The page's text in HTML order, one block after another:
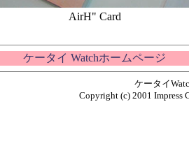
AirH" Card
ケータイ Watchホームページ
ケータイ
Copyright (c) 2001 Impress